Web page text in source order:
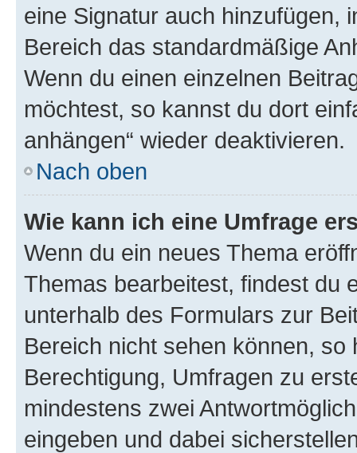
eine Signatur auch hinzufügen,
Bereich das standardmäßige
Wenn du einen einzelnen
möchtest, so kannst du dort
anhängen“ wieder deaktivieren.
Nach oben
Wie kann ich eine Umfrage
Wenn du ein neues Thema
Themas bearbeitest, findest du
unterhalb des Formulars zur
Bereich nicht sehen können,
Berechtigung, Umfragen zu
mindestens zwei
eingeben und dabei